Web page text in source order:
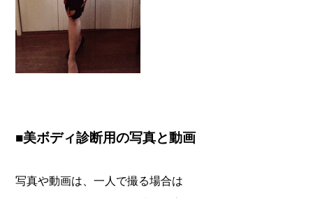
■美ボディ診断用の写真と動画
写真や動画は、一人で撮る場合は